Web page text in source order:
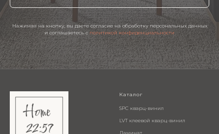
Нажимая на кнопку, вы даете согласие на обработку персональных данных
и соглашаетесь c политикой конфиденциальности
Каталог
SPC кварц-винил
LVT клеевой кварц-винил